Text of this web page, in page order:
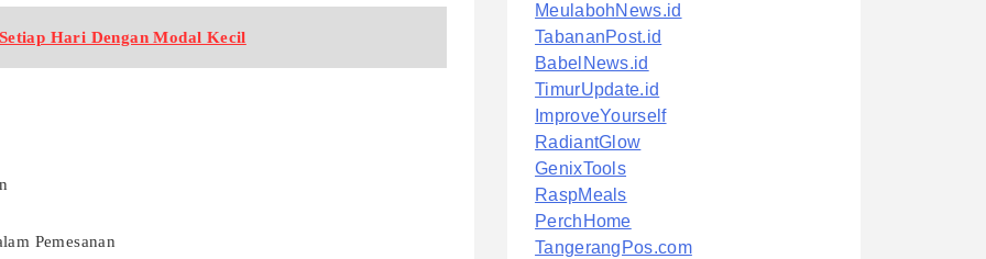
Hari Dengan Modal Kecil
Pemesanan
MeulabohNews.id
TabananPost.id
BabelNews.id
TimurUpdate.id
ImproveYourself
RadiantGlow
GenixTools
RaspMeals
PerchHome
TangerangPos.com